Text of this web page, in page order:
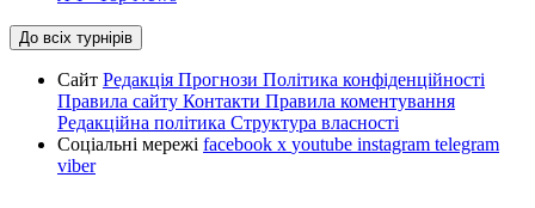
До всіх турнірів
Сайт Редакція Прогнози Політика конфіденційності
Правила сайту Контакти Правила коментування
Редакційна політика Структура власності
Соціальні мережі facebook x youtube instagram telegram
viber